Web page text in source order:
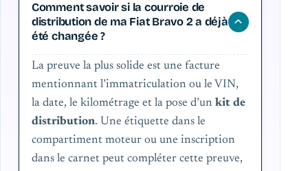
Comment savoir si la courroie de
distribution de ma Fiat Bravo 2 a déjà
été changée ?
La preuve la plus solide est une facture
mentionnant l’immatriculation ou le VIN,
la date, le kilométrage et la pose d’un kit de
distribution. Une étiquette dans le
compartiment moteur ou une inscription
dans le carnet peut compléter cette preuve,